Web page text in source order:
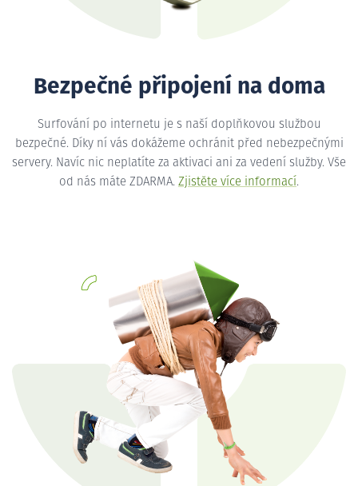
Bezpečné připojení na doma
Surfování po internetu je s naší doplňkovou službou
bezpečné. Díky ní vás dokážeme ochránit před nebezpečnými
servery. Navíc nic neplatíte za aktivaci ani za vedení služby. Vše
od nás máte ZDARMA. Zjistěte více informací.